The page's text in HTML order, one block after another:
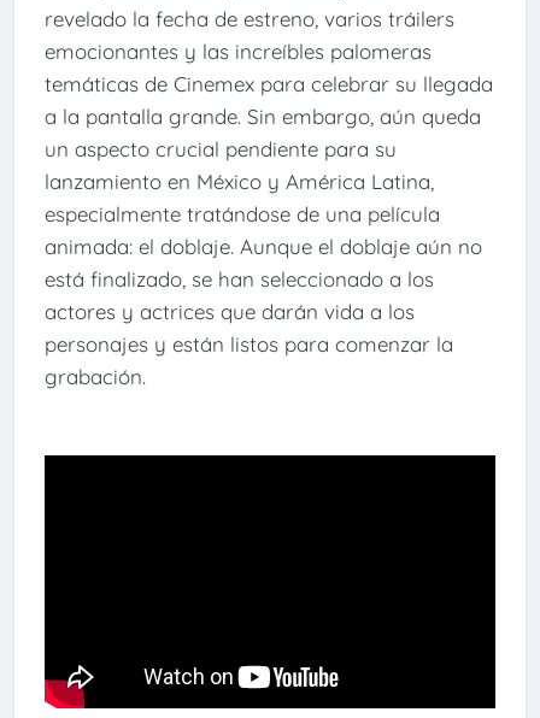
revelado la fecha de estreno, varios tráilers
emocionantes y las increíbles palomeras
temáticas de Cinemex para celebrar su llegada
a la pantalla grande. Sin embargo, aún queda
un aspecto crucial pendiente para su
lanzamiento en México y América Latina,
especialmente tratándose de una película
animada: el doblaje. Aunque el doblaje aún no
está finalizado, se han seleccionado a los
actores y actrices que darán vida a los
personajes y están listos para comenzar la
grabación.